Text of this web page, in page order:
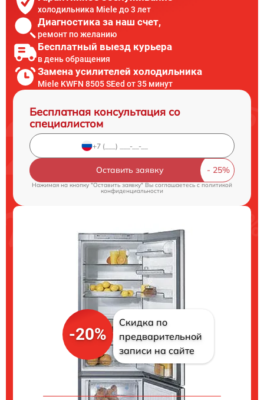
холодильника Miele до 3 лет
Диагностика за наш счет,
ремонт по желанию
Бесплатный выезд курьера
в день обращения
Замена усилителей холодильника
Miele KWFN 8505 SEed от 35 минут
Бесплатная консультация со
специалистом
Оставить заявку
Нажимая на кнопку "Оставить заявку" Вы соглашаетесь cполитикой
конфиденциальности
-20%
Скидка по
предварительной
записи на сайте